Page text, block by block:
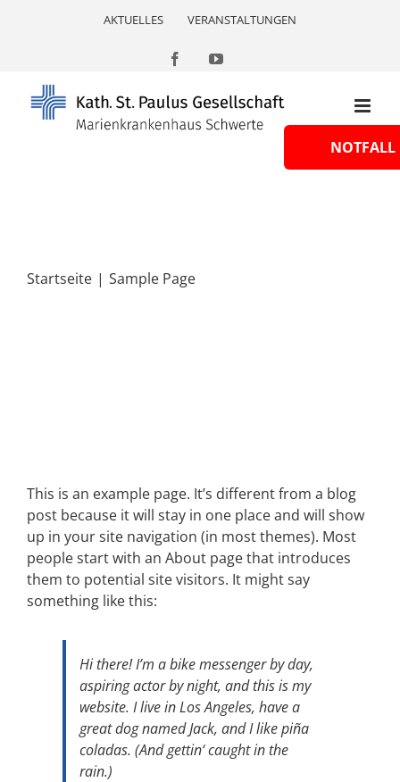
AKTUELLES VERANSTALTUNGEN
FacebookYouTube
Startseite Sample Page
This is an example page. It’s different from a blog
post because it will stay in one place and will show
up in your site navigation (in most themes). Most
people start with an About page that introduces
them to potential site visitors. It might say
something like this:
Hi there! I’m a bike messenger by day,
aspiring actor by night, and this is my
website. I live in Los Angeles, have a
great dog named Jack, and I like piña
coladas. (And gettin‘ caught in the
rain.)
NOTFALL